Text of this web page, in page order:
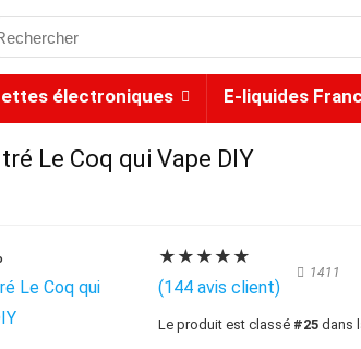
électroniques E-liquides
Le Coq qui Vape DIY
★ ★ ★ ★ ★
(144 avis client)
1411
Le produit est classé #25 dans